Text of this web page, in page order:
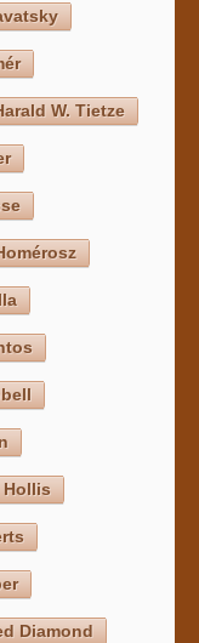
W. Tietze
Hollis
Diamond